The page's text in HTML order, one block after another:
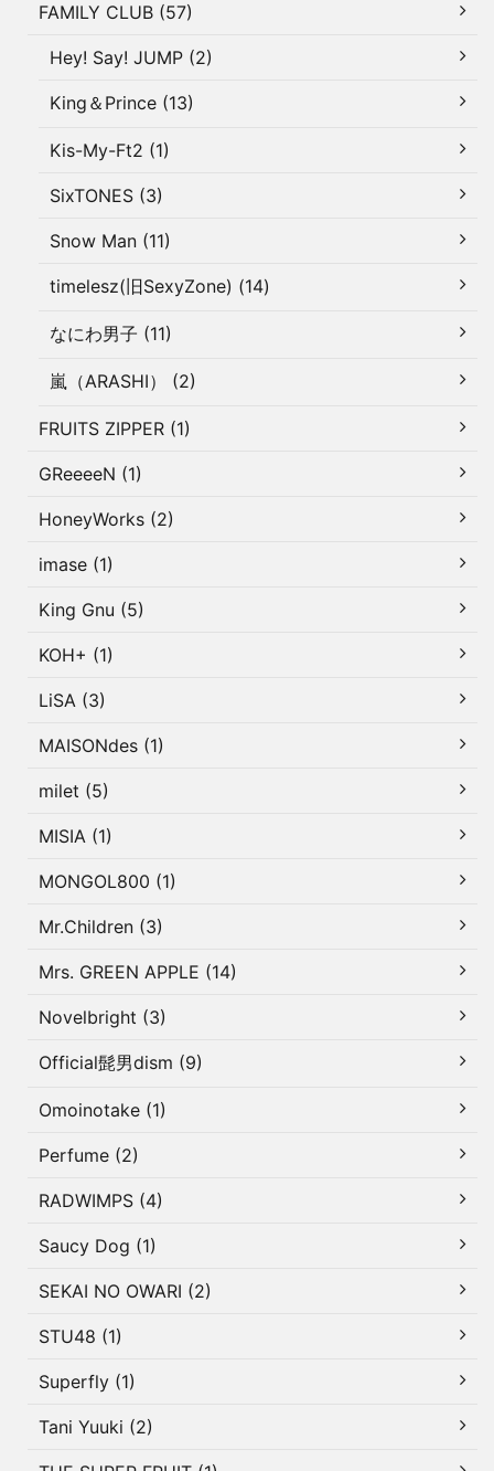
FAMILY CLUB (57)
Hey! Say! JUMP (2)
King＆Prince (13)
Kis-My-Ft2 (1)
SixTONES (3)
Snow Man (11)
timelesz(旧SexyZone) (14)
なにわ男子 (11)
嵐（ARASHI） (2)
FRUITS ZIPPER (1)
GReeeeN (1)
HoneyWorks (2)
imase (1)
King Gnu (5)
KOH+ (1)
LiSA (3)
MAISONdes (1)
milet (5)
MISIA (1)
MONGOL800 (1)
Mr.Children (3)
Mrs. GREEN APPLE (14)
Novelbright (3)
Official髭男dism (9)
Omoinotake (1)
Perfume (2)
RADWIMPS (4)
Saucy Dog (1)
SEKAI NO OWARI (2)
STU48 (1)
Superfly (1)
Tani Yuuki (2)